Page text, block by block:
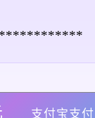
s************
支付宝支付